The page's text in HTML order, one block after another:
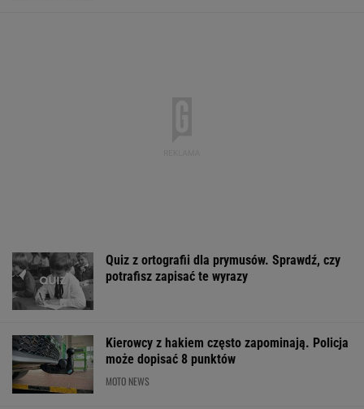
Quiz z ortografii dla prymusów. Sprawdź, czy
potrafisz zapisać te wyrazy
Kierowcy z hakiem często zapominają. Policja
może dopisać 8 punktów
MOTO NEWS